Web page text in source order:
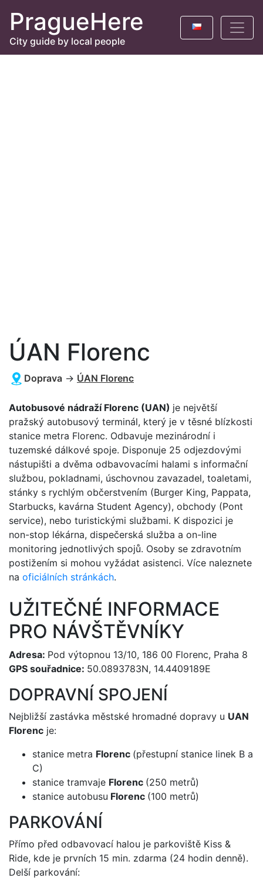
PragueHere
City guide by local people
ÚAN Florenc
Doprava → ÚAN Florenc
Autobusové nádraží Florenc (UAN) je největší
pražský autobusový terminál, který je v těsné blízkosti
stanice metra Florenc. Odbavuje mezinárodní i
tuzemské dálkové spoje. Disponuje 25 odjezdovými
nástupišti a dvěma odbavovacími halami s informační
službou, pokladnami, úschovnou zavazadel, toaletami,
stánky s rychlým občerstvením (Burger King, Pappata,
Starbucks, kavárna Student Agency), obchody (Pont
service), nebo turistickými službami. K dispozici je
non-stop lékárna, dispečerská služba a on-line
monitoring jednotlivých spojů. Osoby se zdravotním
postižením si mohou vyžádat asistenci. Více naleznete
na oficiálních stránkách.
UŽITEČNÉ INFORMACE
PRO NÁVŠTĚVNÍKY
Adresa: Pod výtopnou 13/10, 186 00 Florenc, Praha 8
GPS souřadnice: 50.0893783N, 14.4409189E
DOPRAVNÍ SPOJENÍ
Nejbližší zastávka městské hromadné dopravy u UAN
Florenc je:
stanice metra Florenc (přestupní stanice linek B a
C)
stanice tramvaje Florenc (250 metrů)
stanice autobusu Florenc (100 metrů)
PARKOVÁNÍ
Přímo před odbavovací halou je parkoviště Kiss &
Ride, kde je prvních 15 min. zdarma (24 hodin denně).
Delší parkování: